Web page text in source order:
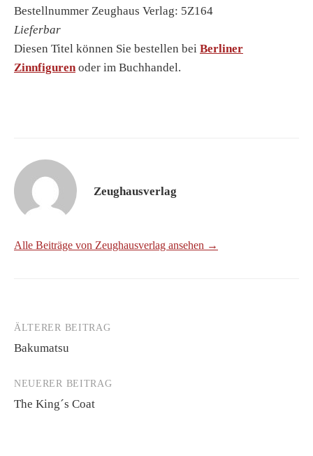
Bestellnummer Zeughaus Verlag: 5Z164
Lieferbar
Diesen Titel können Sie bestellen bei Berliner
Zinnfigurenoder im Buchhandel.
Zeughausverlag
Alle Beiträge von Zeughausverlag ansehen →
Beitrags-
Navigation
ÄLTERER BEITRAG
Bakumatsu
NEUERER BEITRAG
The King´s Coat